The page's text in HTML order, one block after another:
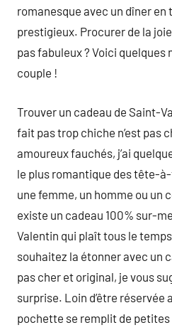
romanesque avec un dîner
prestigieux. Procurer de la
pas fabuleux ? Voici quelques
couple !
Trouver un cadeau de Saint-
fait pas trop chiche n’est pas
amoureux fauchés, j’ai
le plus romantique des tête-
une femme, un homme ou un
existe un cadeau 100% sur-
Valentin qui plaît tous le
souhaitez la étonner avec un
pas cher et original, je vous
surprise. Loin d’être réservée
pochette se remplit de